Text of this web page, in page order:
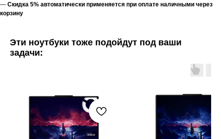
— Скидка 5% автоматически применяется при оплате наличными через
корзину
Эти ноутбуки тоже подойдут под ваши
задачи: